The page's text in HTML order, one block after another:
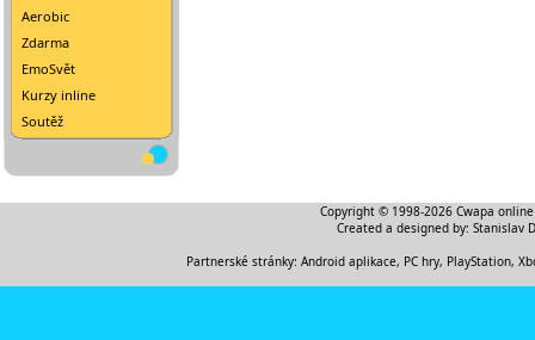
Aerobic
Zdarma
EmoSvět
Kurzy inline
Soutěž
Copyright © 1998-2026 Cwapa
Created a designed by: Stanislav
Partnerské stránky: Android aplikace, PC hry, PlayStation,